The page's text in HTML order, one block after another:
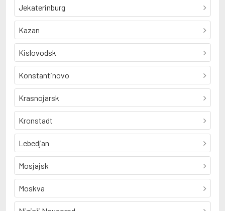
Jekaterinburg
Kazan
Kislovodsk
Konstantinovo
Krasnojarsk
Kronstadt
Lebedjan
Mosjajsk
Moskva